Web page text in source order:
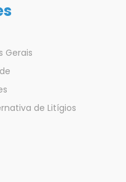
Gerais
de Litígios